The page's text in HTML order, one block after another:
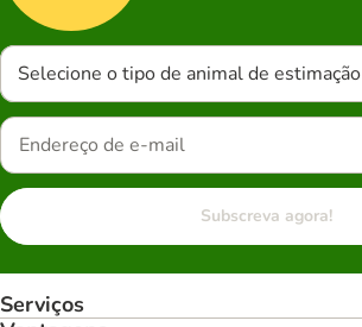
Selecione o tipo de animal de estimação
Subscreva agora!
Serviços